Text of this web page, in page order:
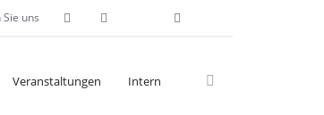
Sie uns
Veranstaltungen Intern